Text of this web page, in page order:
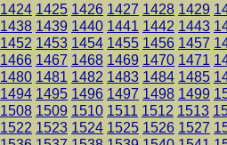
1424 1425 1426 1427 1428 1429
1438 1439 1440 1441 1442 1443
1452 1453 1454 1455 1456 1457
1466 1467 1468 1469 1470 1471
1480 1481 1482 1483 1484 1485
1494 1495 1496 1497 1498 1499
1508 1509 1510 1511 1512 1513
1522 1523 1524 1525 1526 1527